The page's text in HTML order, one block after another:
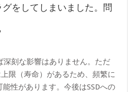
をしてしまいました。問
深刻な影響はありません。ただ
限（寿命）があるため、頻繁に
性があります。今後はSSDへの